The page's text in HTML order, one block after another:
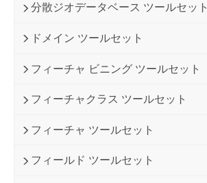
分散ジオデータベース ツールセット
ドメイン ツールセット
フィーチャ ビニング ツールセット
フィーチャクラス ツールセット
フィーチャ ツールセット
フィールド ツールセット